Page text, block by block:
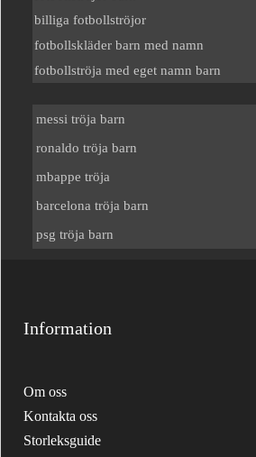
billiga fotbollströjor
fotbollskläder barn med namn
fotbollströja med eget namn barn
messi tröja barn
ronaldo tröja barn
mbappe tröja
barcelona tröja barn
psg tröja barn
Information
Om oss
Kontakta oss
Storleksguide